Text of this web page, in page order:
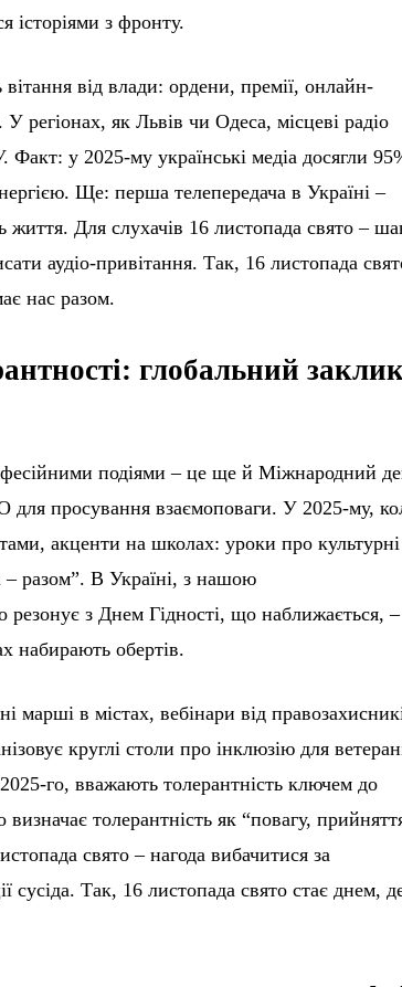
історіями з фронту.
від влади: ордени, премії, онлайн-
регіонах, як Львів чи Одеса, місцеві радіо
Факт: у 2025-му українські медіа досягли
Ще: перша телепередача в Україні –
життя. Для слухачів 16 листопада свято –
аудіо-привітання. Так, 16 листопада
нас разом.
глобальний
подіями – це ще й Міжнародний
просування взаємоповаги. У 2025-му,
акценти на школах: уроки про культурні
– разом”. В Україні, з нашою
резонує з Днем Гідності, що наближається, –
набирають обертів.
марші в містах, вебінари від
круглі столи про інклюзію для
го, вважають толерантність ключем до
толерантність як “повагу,
свято – нагода вибачитися за
сусіда. Так, 16 листопада свято стає днем,